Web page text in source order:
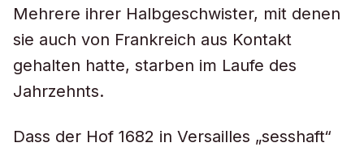
Mehrere ihrer Halbgeschwister, mit denen
sie auch von Frankreich aus Kontakt
gehalten hatte, starben im Laufe des
Jahrzehnts.
Dass der Hof 1682 in Versailles „sesshaft“